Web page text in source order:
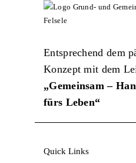
Entsprechend dem
Konzept mit dem
„Gemeinsam –
fürs Leben“
Quick Links